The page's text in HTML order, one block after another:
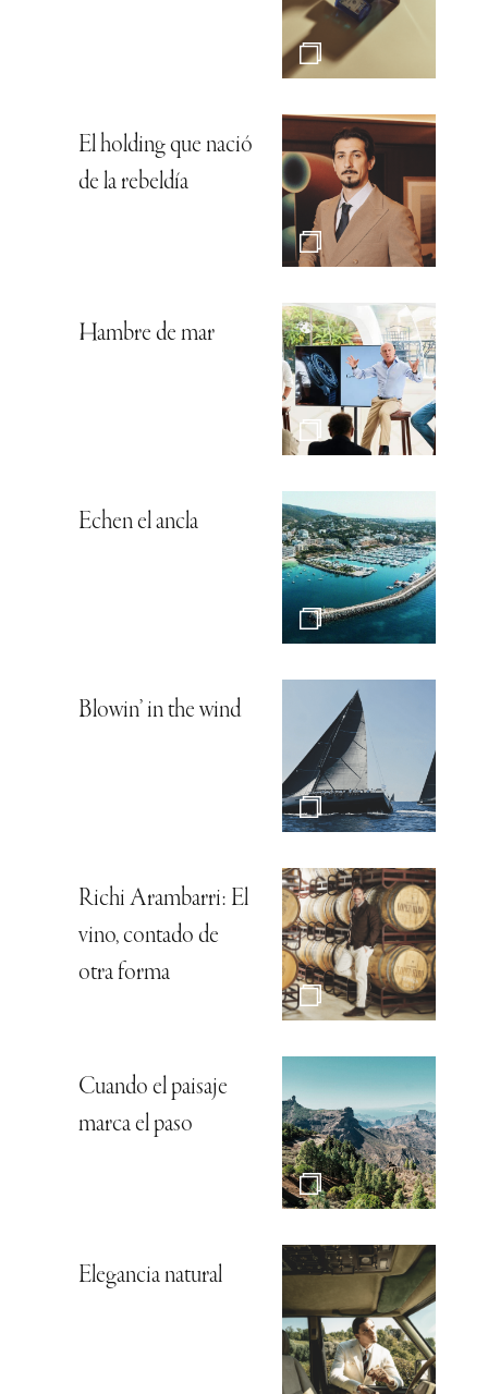
El holding que nació
de la rebeldía
Hambre de mar
Echen el ancla
Blowin’ in the wind
Richi Arambarri: El
vino, contado de
otra forma
Cuando el paisaje
marca el paso
Elegancia natural